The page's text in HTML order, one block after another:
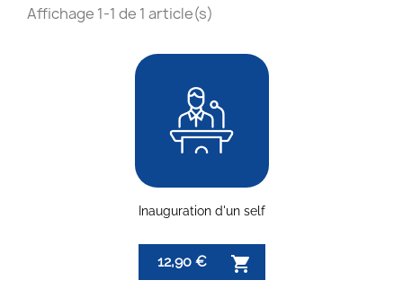
Affichage 1-1 de 1 article(s)
Inauguration d'un self
12,90 € 